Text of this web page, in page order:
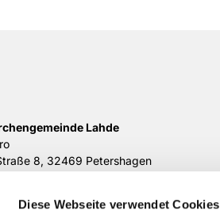
Diese Webseite verwendet Cookies
Lahde
8, 32469 Petershagen
17-18 Uhr